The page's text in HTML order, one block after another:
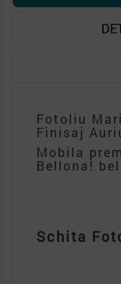
Fotoliu
Finisaj
Mobila
Bellona!
Schita